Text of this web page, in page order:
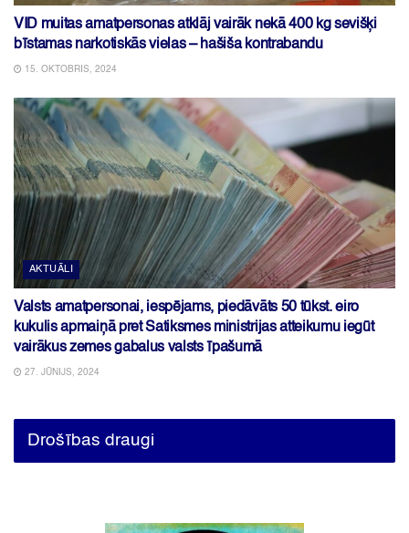
VID muitas amatpersonas atklāj vairāk nekā 400 kg sevišķi
bīstamas narkotiskās vielas – hašiša kontrabandu
15. OKTOBRIS, 2024
AKTUĀLI
Valsts amatpersonai, iespējams, piedāvāts 50 tūkst. eiro
kukulis apmaiņā pret Satiksmes ministrijas atteikumu iegūt
vairākus zemes gabalus valsts īpašumā
27. JŪNIJS, 2024
Drošības draugi